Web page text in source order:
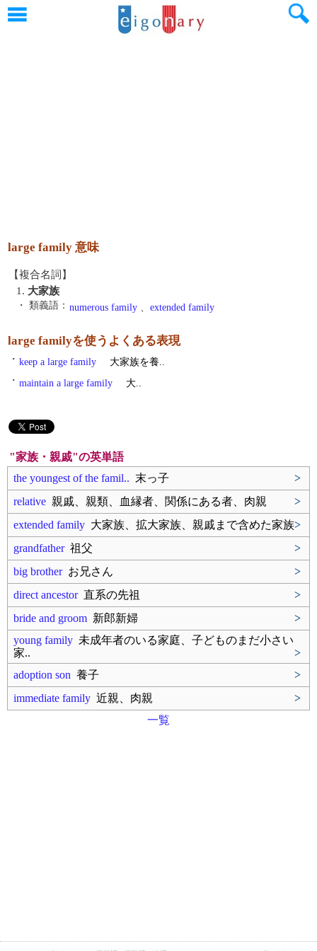
large family 意味
【複合名詞】
1. 大家族
・ 類義語： numerous family 、 extended family
large familyを使うよくある表現
・ keep a large family
大家族を養..
・ maintain a large family 大..
"家族・親戚"の英単語
the youngest of the famil.. 末っ子
>
relative 親戚、親類、血縁者、関係にある者、肉親
>
extended family 大家族、拡大家族、親戚まで含めた家族>
grandfather祖父
>
big brotherお兄さん
>
direct ancestor直系の先祖
>
bride and groom 新郎新婦
>
young family 未成年者のいる家庭、子どものまだ小さい
家..
>
adoption son 養子
>
immediate family 近親、肉親
>
一覧